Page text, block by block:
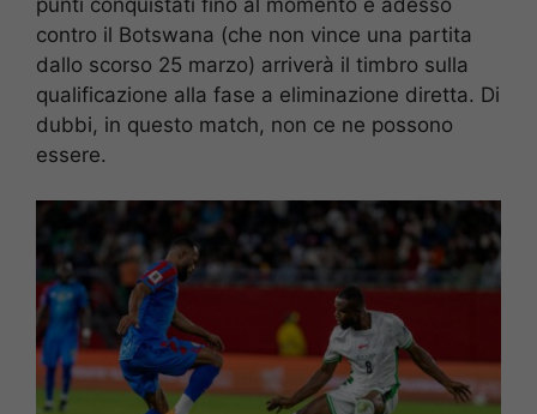
contro il Botswana (che non vince una partita
dallo scorso 25 marzo) arriverà il timbro sulla
qualificazione alla fase a eliminazione diretta. Di
dubbi, in questo match, non ce ne possono
essere.